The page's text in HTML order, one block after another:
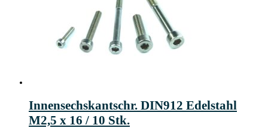
Innensechskantschr. DIN912 Edelstahl
M2,5 x 16 / 10 Stk.